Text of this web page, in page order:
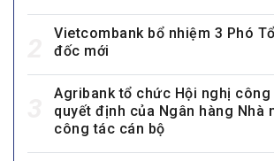
Vietcombank bổ nhiệm 3 Phó
đốc mới
Agribank tổ chức Hội nghị công
quyết định của Ngân hàng Nhà
công tác cán bộ